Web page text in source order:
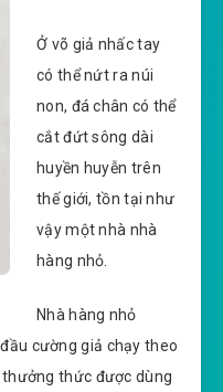
Ở võ giả nhấc tay
có thể nứt ra núi
non, đá chân có thể
cắt đứt sông dài
huyền huyễn trên
thế giới, tồn tại như
vậy một nhà nhà
hàng nhỏ.
Nhà hàng nhỏ
cường giả chạy theo
thức được dùng